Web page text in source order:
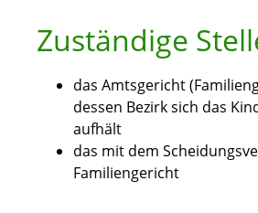
Zuständige
das Amtsgericht
dessen Bezirk sich das
aufhält
das mit dem
Familiengericht